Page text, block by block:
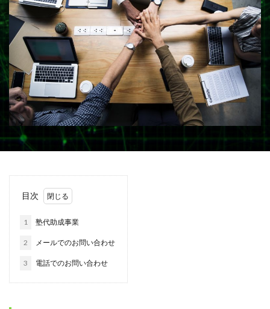
目次
1 塾代助成事業
2 メールでのお問い合わせ
3 電話でのお問い合わせ